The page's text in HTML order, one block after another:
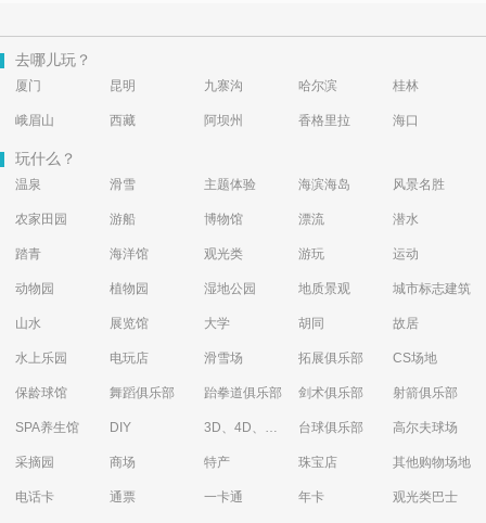
去哪儿玩？
厦门 昆明 九寨沟 哈尔滨 桂林
峨眉山 西藏 阿坝州 香格里拉 海口
玩什么？
温泉 滑雪 主题体验 海滨海岛 风景名胜
农家田园 游船 博物馆 漂流 潜水
踏青 海洋馆 观光类 游玩 运动
动物园 植物园 湿地公园 地质景观 城市标志建筑
山水 展览馆 大学 胡同 故居
水上乐园 电玩店 滑雪场 拓展俱乐部 CS场地
保龄球馆 舞蹈俱乐部 跆拳道俱乐部 剑术俱乐部 射箭俱乐部
SPA养生馆 DIY 3D、4D、5D艺术体验馆 台球俱乐部 高尔夫球场
采摘园 商场 特产 珠宝店 其他购物场地
电话卡 通票 一卡通 年卡 观光类巴士